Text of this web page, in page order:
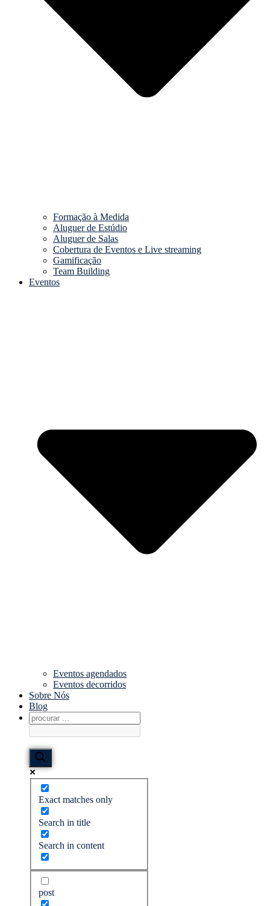
Formação à Medida
Aluguer de Estúdio
Aluguer de Salas
Cobertura de Eventos e Live streaming
Gamificação
Team Building
Eventos
Eventos agendados
Eventos decorridos
Sobre Nós
Blog
Exact matches only
Search in title
Search in content
post